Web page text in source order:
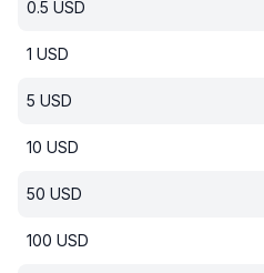
0.5 USD
1 USD
5 USD
10 USD
50 USD
100 USD